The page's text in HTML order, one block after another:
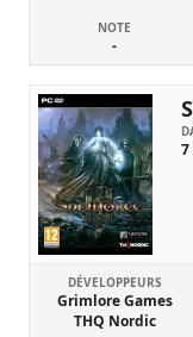
NOTE
-
7
DÉVELOPPEURS
Grimlore Games
THQ Nordic